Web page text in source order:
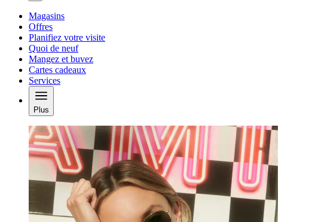
Magasins
Offres
Planifiez votre visite
Quoi de neuf
Mangez et buvez
Cartes cadeaux
Services
Plus